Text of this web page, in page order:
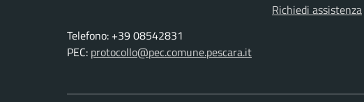
Telefono: +39 08542831
PEC: protocollo@pec.comune.pescara.it
Richiedi assistenza